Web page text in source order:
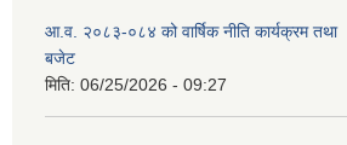
आ.व. २०८३-०८४ को वार्षिक नीति कार्यक्रम तथा
बजेट
मिति: 06/25/2026 - 09:27